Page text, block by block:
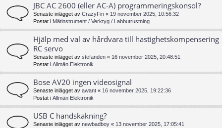
JBC AC 2600 (eller AC-A) programmeringskonsol?
Senaste inlägget av CrazyFin « 19 november 2025, 10:56:32
Postat i Mätinstrument / Verktyg / Labbutrustning
Hjälp med val av hårdvara till hastighetskompensering
RC servo
Senaste inlägget av stefanden « 16 november 2025, 20:48:51
Postat i Allmän Elektronik
Bose AV20 ingen videosignal
Senaste inlägget av awant « 16 november 2025, 19:22:36
Postat i Allmän Elektronik
USB C handskakning?
Senaste inlägget av newbadboy « 13 november 2025, 17:05:41